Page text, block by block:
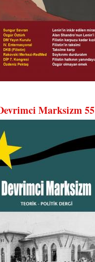
Marksizm 55